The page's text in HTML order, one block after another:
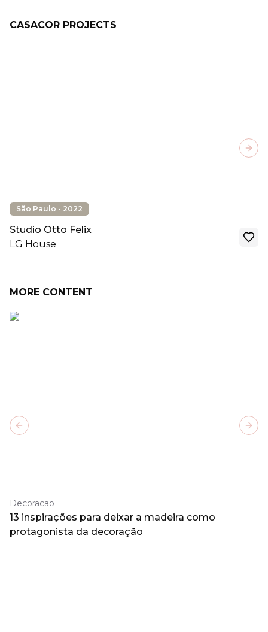
CASACOR PROJECTS
São Paulo - 2022
Studio Otto Felix
LG House
MORE CONTENT
Decoracao
13 inspirações para deixar a madeira como
protagonista da decoração
Previous slide